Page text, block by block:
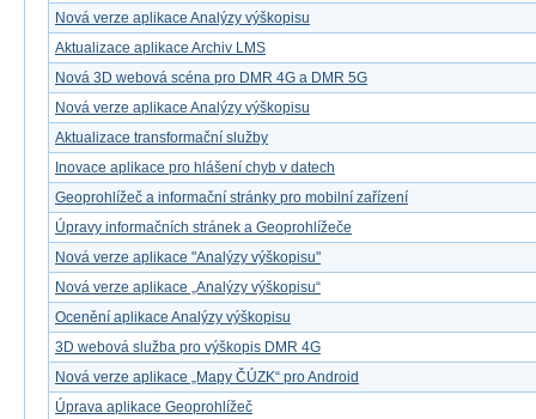
Nová verze aplikace Analýzy výškopisu
Aktualizace aplikace Archiv LMS
Nová 3D webová scéna pro DMR 4G a DMR 5G
Nová verze aplikace Analýzy výškopisu
Aktualizace transformační služby
Inovace aplikace pro hlášení chyb v datech
Geoprohlížeč a informační stránky pro mobilní zařízení
Úpravy informačních stránek a Geoprohlížeče
Nová verze aplikace "Analýzy výškopisu"
Nová verze aplikace „Analýzy výškopisu“
Ocenění aplikace Analýzy výškopisu
3D webová služba pro výškopis DMR 4G
Nová verze aplikace „Mapy ČÚZK“ pro Android
Úprava aplikace Geoprohlížeč